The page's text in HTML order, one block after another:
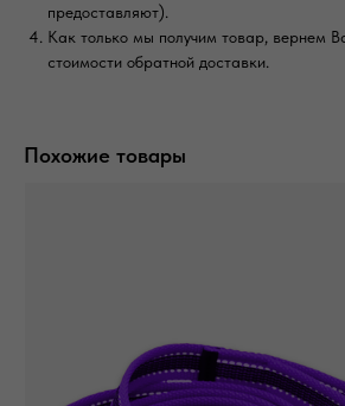
предоставляют).
Как только мы получим товар, вернем
стоимости обратной доставки.
Похожие товары